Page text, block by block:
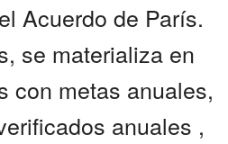
Acuerdo de París.
se materializa en
con metas anuales,
anuales ,